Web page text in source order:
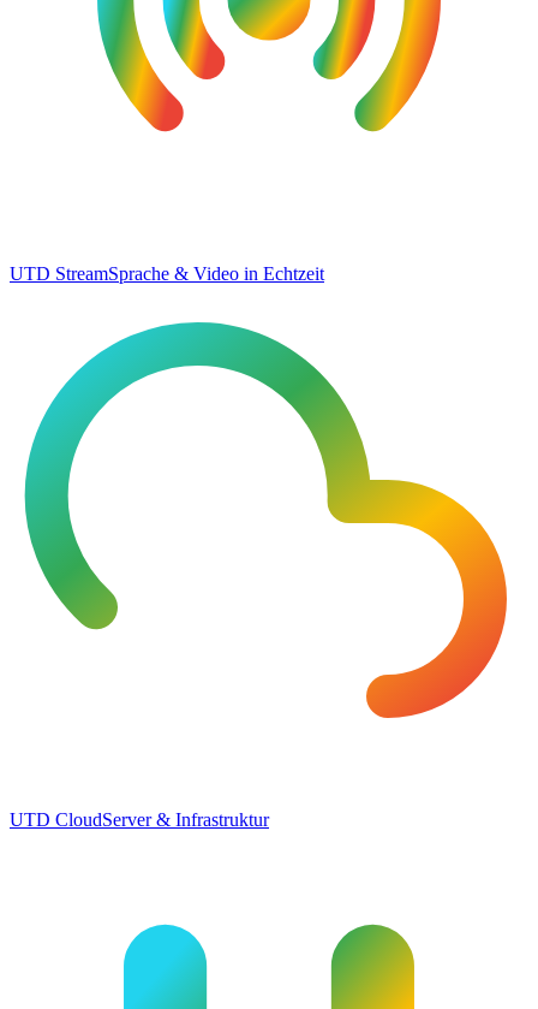
UTD StreamSprache & Video in Echtzeit
UTD CloudServer & Infrastruktur